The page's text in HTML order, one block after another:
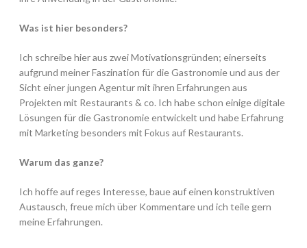
Was ist hier besonders?
Ich schreibe hier aus zwei Motivationsgründen; einerseits
aufgrund meiner Faszination für die Gastronomie und aus der
Sicht einer jungen Agentur mit ihren Erfahrungen aus
Projekten mit Restaurants & co. Ich habe schon einige digitale
Lösungen für die Gastronomie entwickelt und habe Erfahrung
mit Marketing besonders mit Fokus auf Restaurants.
Warum das ganze?
Ich hoffe auf reges Interesse, baue auf einen konstruktiven
Austausch, freue mich über Kommentare und ich teile gern
meine Erfahrungen.